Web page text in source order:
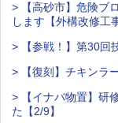
> 【高砂市】危険ブ
します【外構改修工
> 【参戦！】第30回
> 【復刻】チキンラ
> 【イナバ物置】研
た【2/9】